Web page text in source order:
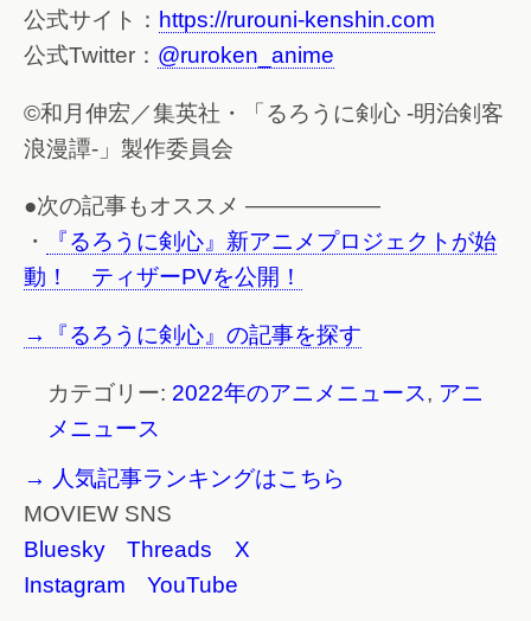
公式サイト： https://rurouni-kenshin.com
公式Twitter： @ruroken_anime
©和月伸宏／集英社・「るろうに剣心 -明治剣客
浪漫譚-」製作委員会
●次の記事もオススメ ——————
・
『るろうに剣心』新アニメプロジェクトが始
動！ ティザーPVを公開！
→『るろうに剣心』の記事を探す
カテゴリー: 2022年のアニメニュース, アニ
メニュース
→ 人気記事ランキングはこちら
MOVIEW SNS
Bluesky
Threads
X
Instagram
YouTube